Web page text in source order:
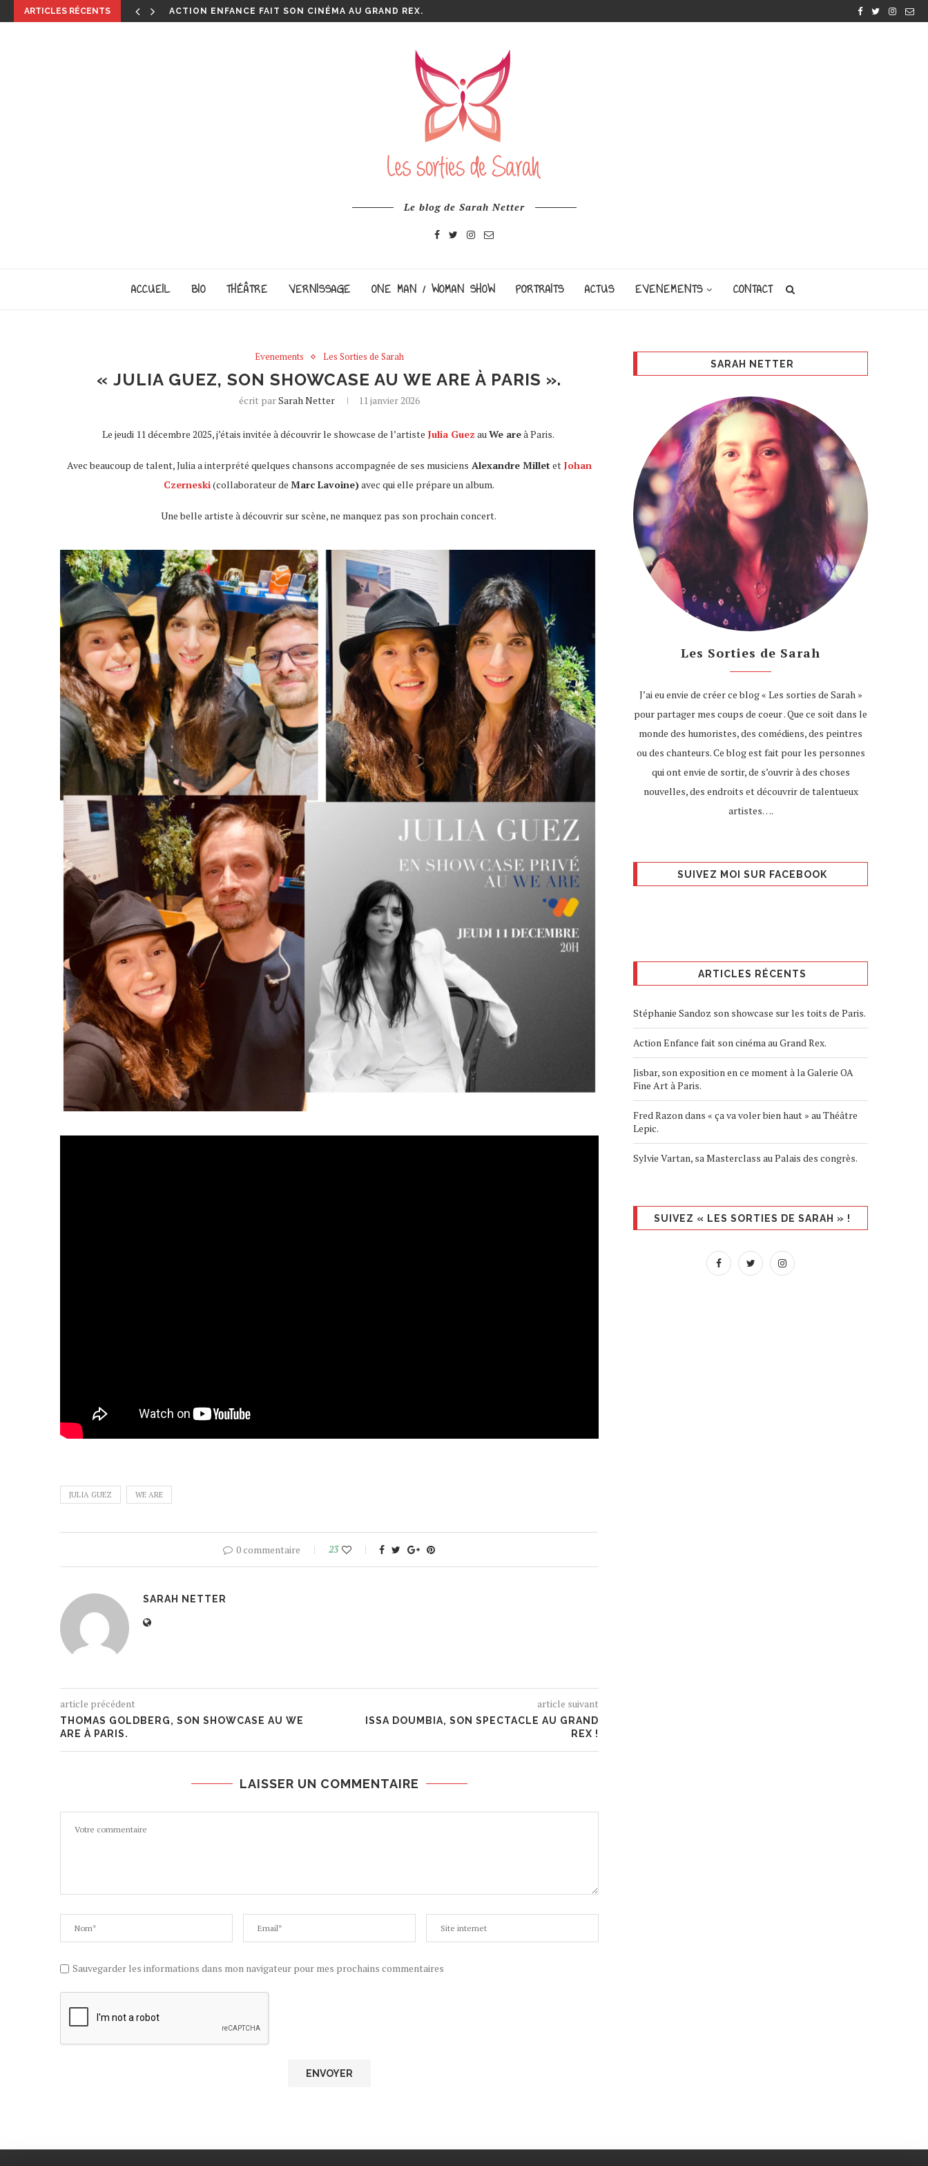
ARTICLES RÉCENTS ACTION ENFANCE FAIT SON CINÉMA AU GRAND REX.
Le blog de Sarah Netter
ACCUEIL BIO THÉÂTRE VERNISSAGE ONE MAN / WOMAN SHOW PORTRAITS ACTUS EVENEMENTS CONTACT
Evenements Les Sorties de Sarah
« JULIA GUEZ, SON SHOWCASE AU WE ARE À PARIS ».
écrit parSarah Netter 11 janvier 2026
Le jeudi 11 décembre 2025, j’étais invitée à découvrir le showcase de l’artiste Julia Guez auWe areà Paris.
Avec beaucoup de talent, Julia a interprété quelques chansons accompagnée de ses musiciens Alexandre Millet et Johan
Czerneski(collaborateur deMarc Lavoine)avec qui elle prépare un album.
Une belle artiste à découvrir sur scène, ne manquez pas son prochain concert.
JULIA GUEZ WE ARE
0 commentaire 23
SARAH NETTER
article précédent
THOMAS GOLDBERG, SON SHOWCASE AU WE
ARE À PARIS.
article suivant
ISSA DOUMBIA, SON SPECTACLE AU GRAND
REX !
LAISSER UN COMMENTAIRE
Sauvegarder les informations dans mon navigateur pour mes prochains commentaires
SARAH NETTER
Les Sorties de Sarah
J’ai eu envie de créer ce blog « Les sorties de Sarah »
pour partager mes coups de coeur . Que ce soit dans le
monde des humoristes, des comédiens, des peintres
ou des chanteurs. Ce blog est fait pour les personnes
qui ont envie de sortir, de s’ouvrir à des choses
nouvelles, des endroits et découvrir de talentueux
artistes….
SUIVEZ MOI SUR FACEBOOK
ARTICLES RÉCENTS
Stéphanie Sandoz son showcase sur les toits de Paris.
Action Enfance fait son cinéma au Grand Rex.
Jisbar, son exposition en ce moment à la Galerie OA
Fine Art à Paris.
Fred Razon dans « ça va voler bien haut » au Théâtre
Lepic.
Sylvie Vartan, sa Masterclass au Palais des congrès.
SUIVEZ « LES SORTIES DE SARAH » !